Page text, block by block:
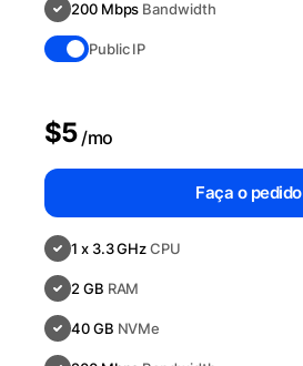
200 Mbps Bandwidth
Public IP
1 x 3.3 GHzCPU
2 GB RAM
40 GB NVMe
$5/mo
Faça o pedido